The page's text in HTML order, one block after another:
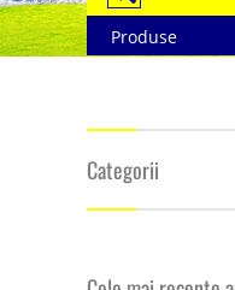
Auto /
Produse
Categorii